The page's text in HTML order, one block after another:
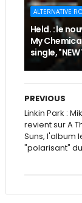
ALTERNATIVE
Held. : le
My
single, "NEW
PREVIOUS
Linkin Park :
revient sur A
Suns, l'album
"polarisant"